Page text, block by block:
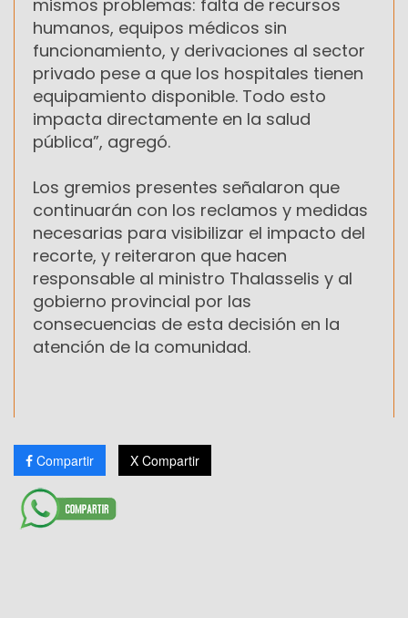
mismos problemas: falta de recursos
humanos, equipos médicos sin
funcionamiento, y derivaciones al sector
privado pese a que los hospitales tienen
equipamiento disponible. Todo esto
impacta directamente en la salud
pública”, agregó.
Los gremios presentes señalaron que
continuarán con los reclamos y medidas
necesarias para visibilizar el impacto del
recorte, y reiteraron que hacen
responsable al ministro Thalasselis y al
gobierno provincial por las
consecuencias de esta decisión en la
atención de la comunidad.
Compartir X Compartir